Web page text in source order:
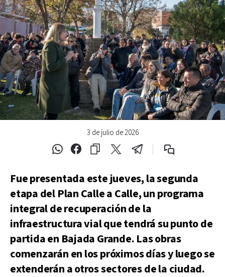
3 de julio de 2026
Fue presentada este jueves, la segunda
etapa del Plan Calle a Calle, un programa
integral de recuperación de la
infraestructura vial que tendrá su punto de
partida en Bajada Grande. Las obras
comenzarán en los próximos días y luego se
extenderán a otros sectores de la ciudad.